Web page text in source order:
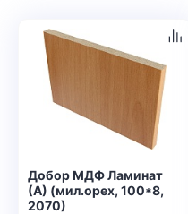
Добор МДФ Ламинат
(А) (мил.орех, 100*8,
2070)